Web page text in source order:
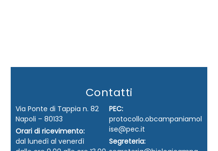
Contatti
Via Ponte di Tappia n. 82
Napoli – 80133
Orari di ricevimento:
dal lunedì al venerdì
PEC:
protocollo.obcampaniamol
ise@pec.it
Segreteria: